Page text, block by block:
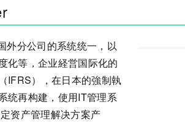
外分公司的系统统一，以
化等，企业経営国际化的
IFRS），在日本的強制執
统再构建，使用IT管理系
资产管理解决方案产